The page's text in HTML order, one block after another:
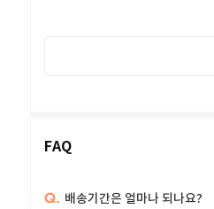
FAQ
Q. 배송기간은 얼마나 되나요?